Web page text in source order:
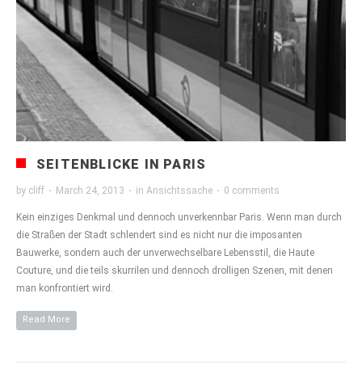
SEITENBLICKE IN PARIS
by cliff · March 24, 2013 · in Ansichtssache · 0 comments
Kein einziges Denkmal und dennoch unverkennbar Paris. Wenn man durch
die Straßen der Stadt schlendert sind es nicht nur die imposanten
Bauwerke, sondern auch der unverwechselbare Lebensstil, die Haute
Couture, und die teils skurrilen und dennoch drolligen Szenen, mit denen
man konfrontiert wird.
Read More